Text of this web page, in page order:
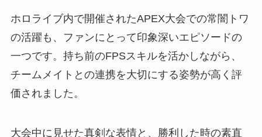
ホロライブ内で開催されたAPEX大会での常闇トワ
の活躍も、ファンにとって印象深いエピソードの
一つです。持ち前のFPSスキルを活かしながら、
チームメイトとの連携を大切にする姿勢が高く評
価されました。
大会中に見せた真剣な表情と、勝利した時の素直